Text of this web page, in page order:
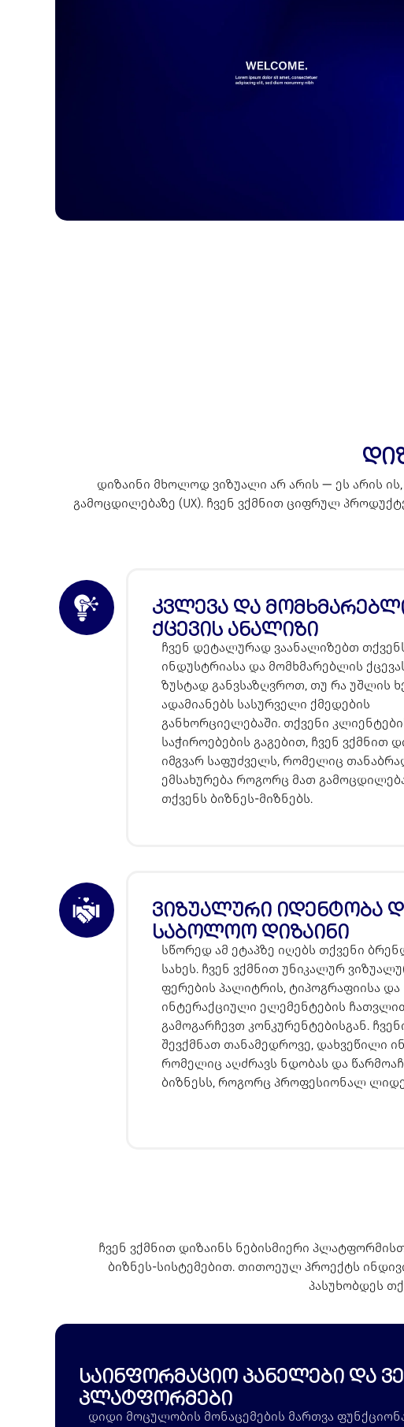
დიზაინი მხოლოდ ვიზუალი არ არის — ეს არის
გამოცდილებაზე (UX). ჩვენ ვქმნით ციფრულ
კვლევა და
ქცევის ანალიზი
ჩვენ დეტალურად ვაანალიზებთ
ინდუსტრიასა და მომხმარებლის
ზუსტად განვსაზღვროთ, თუ რა უშლის
ადამიანებს სასურველი ქმედების
განხორციელებაში. თქვენი
საჭიროებების გაგებით, ჩვენ ვქმნით
იმგვარ საფუძველს, რომელიც
ემსახურება როგორც მათ
თქვენს ბიზნეს-მიზნებს.
ვიზუალური იდენტობა
საბოლოო დიზაინი
სწორედ ამ ეტაპზე იღებს თქვენი
სახეს. ჩვენ ვქმნით უნიკალურ
ფერების პალიტრის, ტიპოგრაფიისა და
ინტერაქციული ელემენტების
გამოგარჩევთ კონკურენტებისგან.
შევქმნათ თანამედროვე, დახვეწილი
რომელიც აღძრავს ნდობას და
ბიზნესს, როგორც პროფესიონალ
ჩვენ ვქმნით დიზაინს ნებისმიერი
ბიზნეს-სისტემებით. თითოეულ პროექტს
პასუხობდეს
საინფორმაციო პანელები და
პლატფორმები
დიდი მოცულობის მონაცემების მართვა